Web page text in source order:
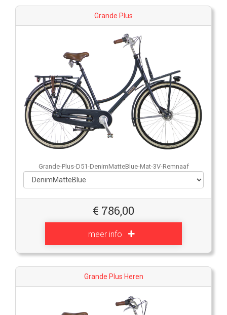
Grande Plus
Grande-Plus-D51-DenimMatteBlue-Mat-3V-Remnaaf
€ 786,00
meer info
Grande Plus Heren